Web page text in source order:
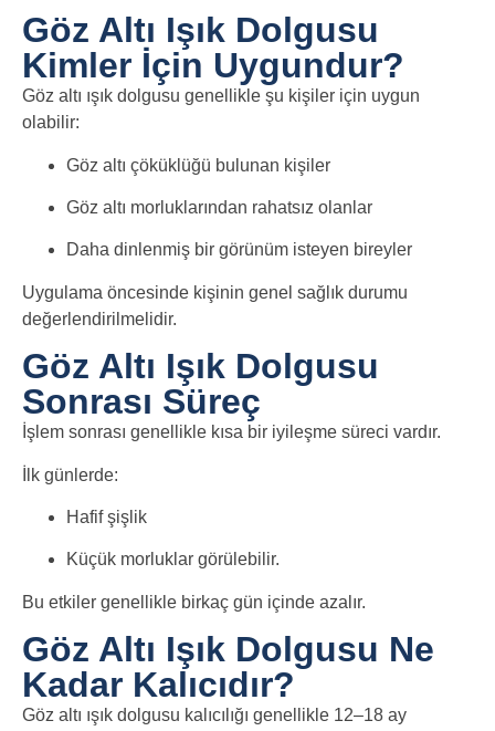
Göz Altı Işık Dolgusu
Kimler İçin Uygundur?
Göz altı ışık dolgusu genellikle şu kişiler için uygun
olabilir:
Göz altı çöküklüğü bulunan kişiler
Göz altı morluklarından rahatsız olanlar
Daha dinlenmiş bir görünüm isteyen bireyler
Uygulama öncesinde kişinin genel sağlık durumu
değerlendirilmelidir.
Göz Altı Işık Dolgusu
Sonrası Süreç
İşlem sonrası genellikle kısa bir iyileşme süreci vardır.
İlk günlerde:
Hafif şişlik
Küçük morluklar görülebilir.
Bu etkiler genellikle birkaç gün içinde azalır.
Göz Altı Işık Dolgusu Ne
Kadar Kalıcıdır?
Göz altı ışık dolgusu kalıcılığı genellikle 12–18 ay